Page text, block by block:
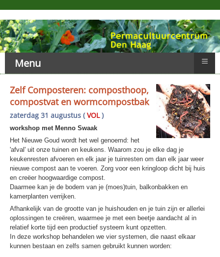
Menu ≡
Zelf Composteren: composthoop,
compostvat en wormcompostbak
zaterdag 31 augustus (VOL)
workshop met Menno Swaak
Het Nieuwe Goud wordt het wel genoemd: het
'afval' uit onze tuinen en keukens. Waarom zou je elke dag je
keukenresten afvoeren en elk jaar je tuinresten om dan elk jaar weer
nieuwe compost aan te voeren. Zorg voor een kringloop dicht bij huis
en creëer hoogwaardige compost.
Daarmee kan je de bodem van je (moes)tuin, balkonbakken en
kamerplanten verrijken.
Afhankelijk van de grootte van je huishouden en je tuin zijn er allerlei
oplossingen te creëren, waarmee je met een beetje aandacht al in
relatief korte tijd een productief systeem kunt opzetten.
In deze workshop behandelen we vier systemen, die naast elkaar
kunnen bestaan en zelfs samen gebruikt kunnen worden: